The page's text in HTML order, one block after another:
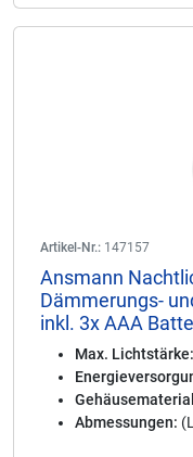
Artikel-Nr.: 147157
Ansmann
Dämmerungs-
inkl. 3x AAA
Max. Lichtstärke:
Abmessungen: